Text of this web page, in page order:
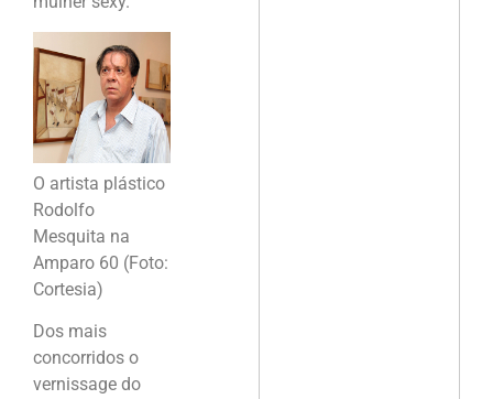
O artista plástico
Rodolfo
Mesquita na
Amparo 60 (Foto:
Cortesia)
Dos mais
concorridos o
vernissage do